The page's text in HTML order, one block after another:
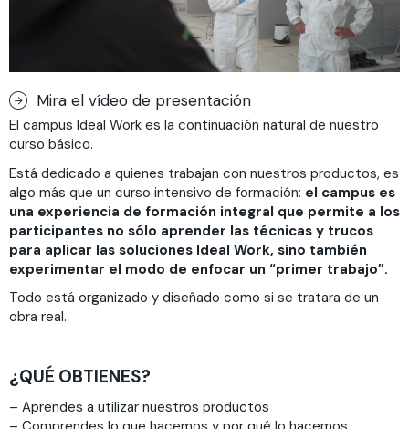
Mira el vídeo de presentación
El campus Ideal Work es la continuación natural de nuestro
curso básico.
Está dedicado a quienes trabajan con nuestros productos, es
algo más que un curso intensivo de formación: el campus es
una experiencia de formación integral que permite a los
participantes no sólo aprender las técnicas y trucos
para aplicar las soluciones Ideal Work, sino también
experimentar el modo de enfocar un “primer trabajo”.
Todo está organizado y diseñado como si se tratara de un
obra real.
¿QUÉ OBTIENES?
– Aprendes a utilizar nuestros productos